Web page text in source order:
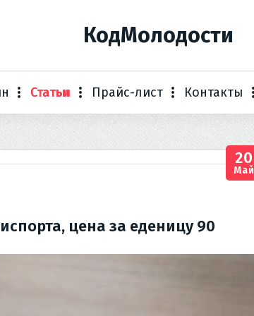
КодМолодости
Статьи Прайс-лист Контакты
20
Май
цена за еденицу 90